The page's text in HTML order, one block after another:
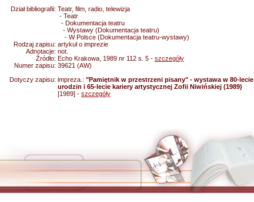
Dział bibliografii: Teatr, film, radio, telewizja
- Teatr
- Dokumentacja teatru
- Wystawy (Dokumentacja teatru)
- W Polsce (Dokumentacja teatru-wystawy)
Rodzaj zapisu: artykuł o imprezie
Adnotacje: not.
Źródło: Echo Krakowa, 1989 nr 112 s. 5 - szczegóły
Numer zapisu: 39621 (AW)
Dotyczy zapisu: impreza.: "Pamiętnik w przestrzeni pisany" - wystawa w 80-lecie
urodzin i 65-lecie kariery artystycznej Zofii Niwińskiej (1989)
[1989] - szczegóły